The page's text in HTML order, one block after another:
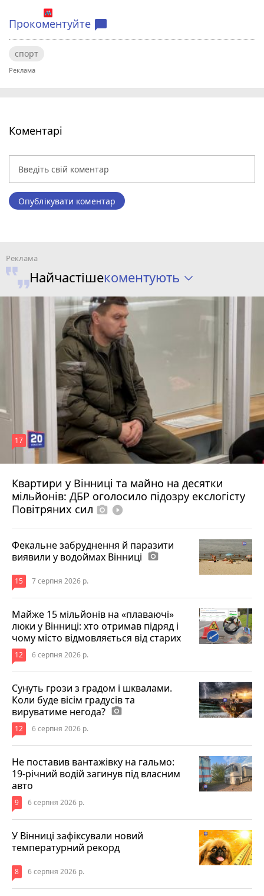
Прокоментуйте chat_bubble
спорт
Коментарі
Опублікувати коментар
Найчастішекоментують
Квартири у Вінниці та майно на десятки
мільйонів: ДБР оголосило підозру екслогісту
Повітряних сил photo_camera play_circle_filled
17
6 серпня 2026 р.
Фекальне забруднення й паразити
виявили у водоймах Вінниці photo_camera
15 7 серпня 2026 р.
Майже 15 мільйонів на «плаваючі»
люки у Вінниці: хто отримав підряд і
чому місто відмовляється від старих
12 6 серпня 2026 р.
Сунуть грози з градом і шквалами.
Коли буде вісім градусів та
вируватиме негода? photo_camera
12 6 серпня 2026 р.
Не поставив вантажівку на гальмо:
19-річний водій загинув під власним
авто
9 6 серпня 2026 р.
У Вінниці зафіксували новий
температурний рекорд
8 6 серпня 2026 р.